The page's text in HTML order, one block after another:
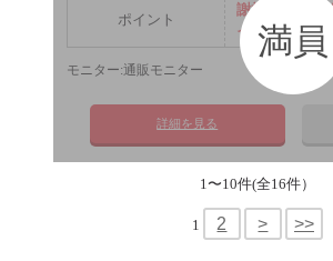
満員
ポイント
謝礼： 飲食代
イント
モニター:通販モニター
詳細を見る
1〜10件(全16件）
1 2 > >>